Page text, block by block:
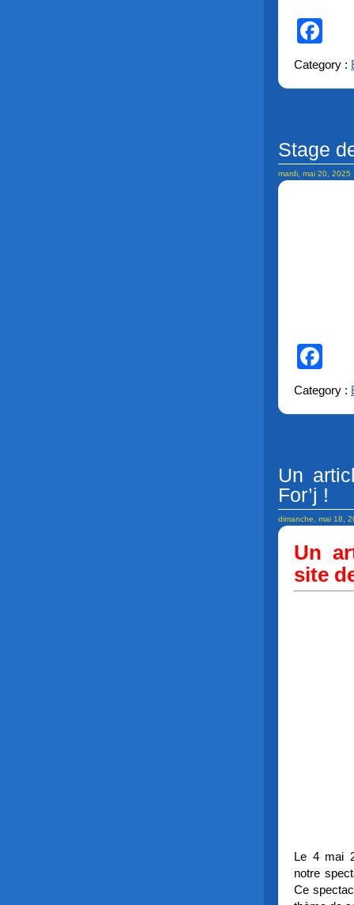
Category :
Stage
mardi, mai 20, 2025
Category :
Un
For’j !
dimanche, mai 18,
Un
site
Le 4 mai
notre
Ce